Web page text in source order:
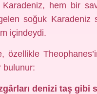
hem bir
soğuk Karadeniz
içindeydi.
bulunur:
denizi taş gibi